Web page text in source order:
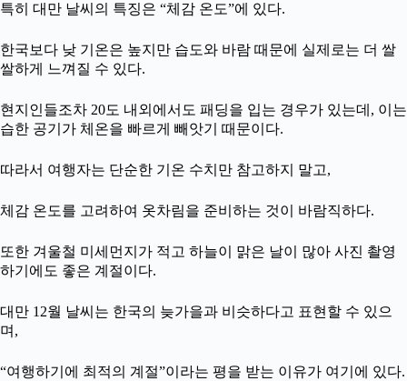
특히 대만 날씨의 특징은 “체감 온도”에 있다.
한국보다 낮 기온은 높지만 습도와 바람 때문에 실제로는 더 쌀
쌀하게 느껴질 수 있다.
현지인들조차 20도 내외에서도 패딩을 입는 경우가 있는데, 이는
습한 공기가 체온을 빠르게 빼앗기 때문이다.
따라서 여행자는 단순한 기온 수치만 참고하지 말고,
체감 온도를 고려하여 옷차림을 준비하는 것이 바람직하다.
또한 겨울철 미세먼지가 적고 하늘이 맑은 날이 많아 사진 촬영
하기에도 좋은 계절이다.
대만 12월 날씨는 한국의 늦가을과 비슷하다고 표현할 수 있으
며,
“여행하기에 최적의 계절”이라는 평을 받는 이유가 여기에 있다.